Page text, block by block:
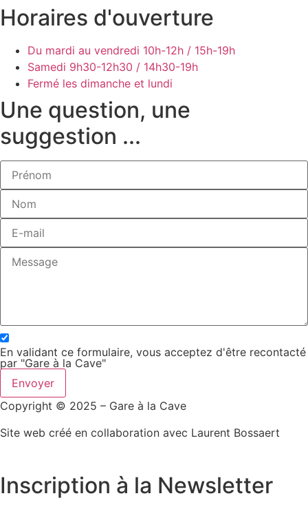
Horaires d'ouverture
Du mardi au vendredi 10h-12h / 15h-19h
Samedi 9h30-12h30 / 14h30-19h
Fermé les dimanche et lundi
Une question, une
suggestion ...
En validant ce formulaire, vous acceptez d'être recontacté
par "Gare à la Cave"
Envoyer
Copyright © 2025 – Gare à la Cave
Site web créé en collaboration avec Laurent Bossaert
Inscription à la Newsletter